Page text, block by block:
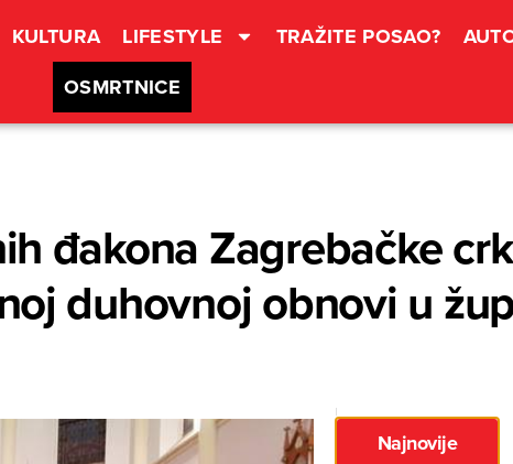
KULTURA LIFESTYLE TRAŽITE POSAO?
OSMRTNICE
đakona Zagrebačke
duhovnoj obnovi u
Najnovije